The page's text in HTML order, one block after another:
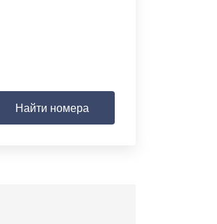
Найти номера